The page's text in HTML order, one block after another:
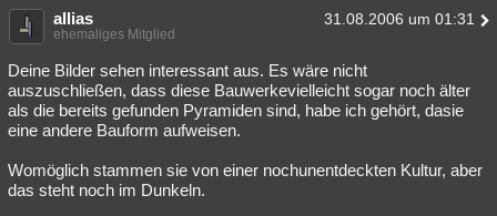
allias 31.08.2006 um 01:31
ehemaliges Mitglied
Deine Bilder sehen interessant aus. Es wäre nicht
auszuschließen, dass diese Bauwerkevielleicht sogar noch älter
als die bereits gefunden Pyramiden sind, habe ich gehört, dasie
eine andere Bauform aufweisen.
Womöglich stammen sie von einer nochunentdeckten Kultur, aber
das steht noch im Dunkeln.